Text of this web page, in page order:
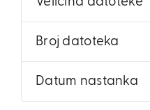
Broj datoteka
Datum nastanka